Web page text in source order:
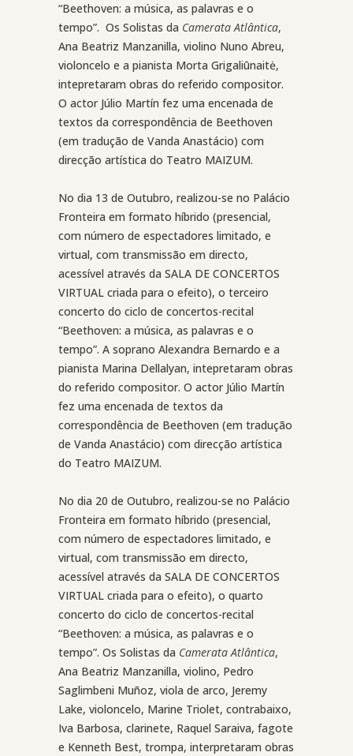
“Beethoven: a música, as palavras e o
tempo”. Os Solistas da Camerata Atlântica,
Ana Beatriz Manzanilla, violino Nuno Abreu,
violoncelo e a pianista Morta Grigaliūnaitė,
intepretaram obras do referido compositor.
O actor Júlio Martín fez uma encenada de
textos da correspondência de Beethoven
(em tradução de Vanda Anastácio) com
direcção artística do Teatro MAIZUM.
No dia 13 de Outubro, realizou-se no Palácio
Fronteira em formato híbrido (presencial,
com número de espectadores limitado, e
virtual, com transmissão em directo,
acessível através da SALA DE CONCERTOS
VIRTUAL criada para o efeito), o terceiro
concerto do ciclo de concertos-recital
“Beethoven: a música, as palavras e o
tempo”. A soprano Alexandra Bernardo e a
pianista Marina Dellalyan, intepretaram obras
do referido compositor. O actor Júlio Martín
fez uma encenada de textos da
correspondência de Beethoven (em tradução
de Vanda Anastácio) com direcção artística
do Teatro MAIZUM.
No dia 20 de Outubro, realizou-se no Palácio
Fronteira em formato híbrido (presencial,
com número de espectadores limitado, e
virtual, com transmissão em directo,
acessível através da SALA DE CONCERTOS
VIRTUAL criada para o efeito), o quarto
concerto do ciclo de concertos-recital
“Beethoven: a música, as palavras e o
tempo”. Os Solistas da Camerata Atlântica,
Ana Beatriz Manzanilla, violino, Pedro
Saglimbeni Muñoz, viola de arco, Jeremy
Lake, violoncelo, Marine Triolet, contrabaixo,
Iva Barbosa, clarinete, Raquel Saraiva, fagote
e Kenneth Best, trompa, interpretaram obras